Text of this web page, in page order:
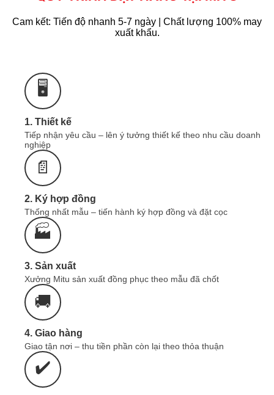
giá chính xác quý khách vui lòng liên hệ
hoặc Hotline:
báo giá xưởng.
Chính sách vận chuyển & Khuyến mại
Cam kết: Tiến độ nhanh 5-7 ngày | Chất lượng 100% may
xuất khẩu.
🖥️
1. Thiết kế
Tiếp nhận yêu cầu – lên ý tưởng thiết kế theo nhu cầu doanh
nghiệp
📄
2. Ký hợp đồng
Thống nhất mẫu – tiến hành ký hợp đồng và đặt cọc
🏭
3. Sản xuất
Xưởng Mitu sản xuất đồng phục theo mẫu đã chốt
🚚
4. Giao hàng
Giao tận nơi – thu tiền phần còn lại theo thỏa thuận
✔️